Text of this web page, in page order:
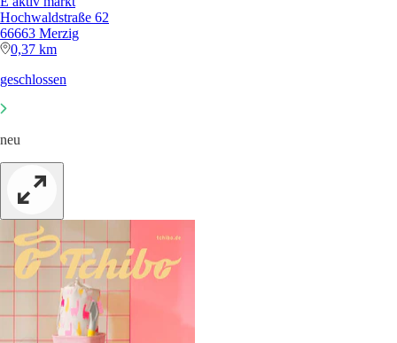
Hochwaldstraße 62
66663 Merzig
0,37 km
geschlossen
neu